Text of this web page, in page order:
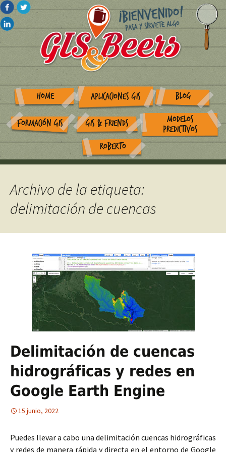
HOME APLICACIONES GIS BLOG
FORMACIÓN GIS GIS & FRIENDS
MODELOS
PREDICTIVOS
ROBERTO
Archivo de la etiqueta:
delimitación de cuencas
Delimitación de cuencas
hidrográficas y redes en
Google Earth Engine
15 junio, 2022
Puedes llevar a cabo una delimitación cuencas hidrográficas
y redes de manera rápida y directa en el entorno de Google